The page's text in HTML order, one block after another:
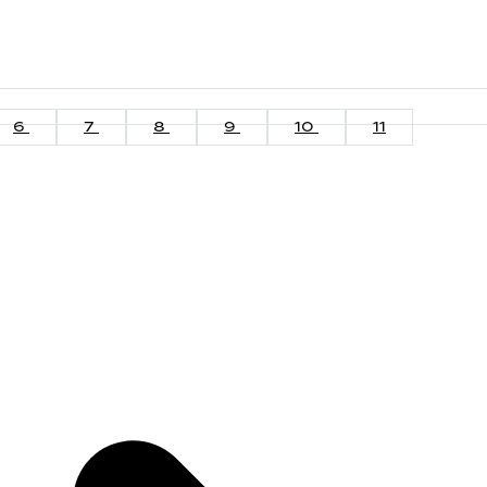
6 7 8 9 10 11